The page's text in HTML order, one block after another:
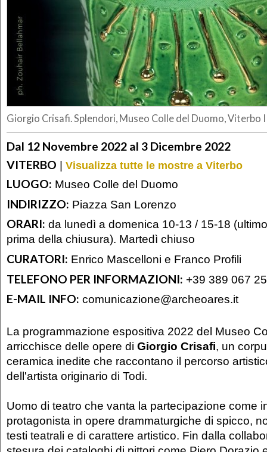
Giorgio Crisafi. Splendori, Museo Colle del Duomo, Viterbo
Dal 12 Novembre 2022 al 3 Dicembre 2022
VITERBO | Visualizza tutte le mostre a Viterbo
LUOGO: Museo Colle del Duomo
INDIRIZZO: Piazza San Lorenzo
ORARI: da lunedì a domenica 10-13 / 15-18
prima della chiusura). Martedì chiuso
CURATORI: Enrico Mascelloni e Franco Profili
TELEFONO PER INFORMAZIONI: +39 389 067
E-MAIL INFO: comunicazione@archeoares.it
La programmazione espositiva 2022 del Museo
arricchisce delle opere di Giorgio Crisafi, un
ceramica inedite che raccontano il percorso
dell'artista originario di Todi.
Uomo di teatro che vanta la partecipazione come
protagonista in opere drammaturgiche di spicco,
testi teatrali e di carattere artistico. Fin dalla